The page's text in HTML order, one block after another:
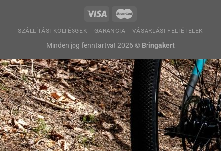
SZÁLLÍTÁSI KÖLTÉSGEK GARANCIA VÁSÁRLÁSI FELTÉTELEK
Minden jog fenntartva! 2026 © Bringakert